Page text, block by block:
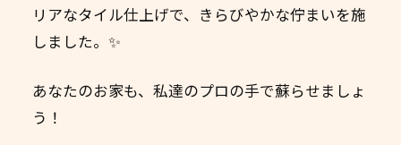
リアなタイル仕上げで、きらびやかな佇まいを施
しました。✨
あなたのお家も、私達のプロの手で蘇らせましょ
う！ ️